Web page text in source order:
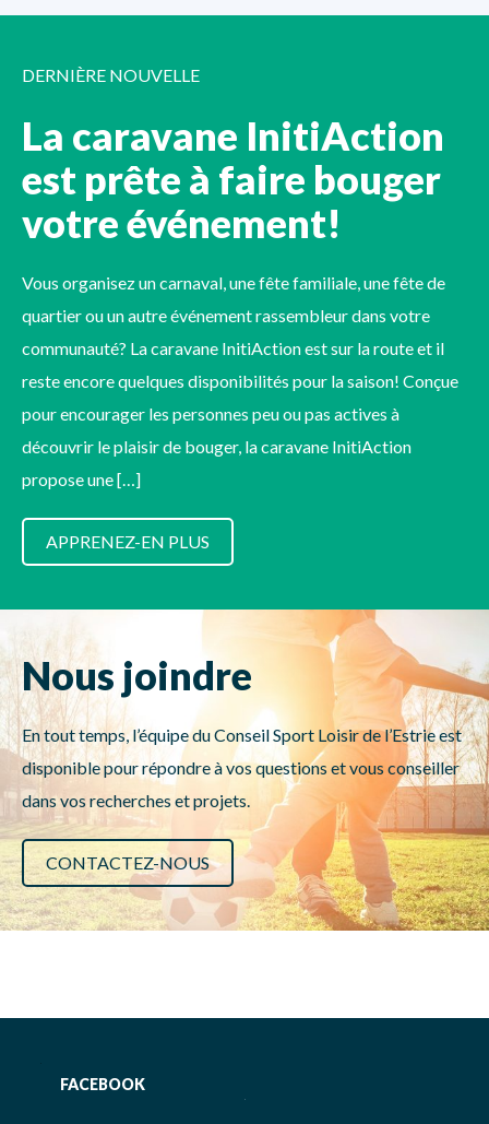
DERNIÈRE NOUVELLE
La caravane InitiAction
est prête à faire bouger
votre événement!
Vous organisez un carnaval, une fête familiale, une fête de
quartier ou un autre événement rassembleur dans votre
communauté? La caravane InitiAction est sur la route et il
reste encore quelques disponibilités pour la saison! Conçue
pour encourager les personnes peu ou pas actives à
découvrir le plaisir de bouger, la caravane InitiAction
propose une […]
APPRENEZ-EN PLUS
Nous joindre
En tout temps, l’équipe du Conseil Sport Loisir de l’Estrie est
disponible pour répondre à vos questions et vous conseiller
dans vos recherches et projets.
CONTACTEZ-NOUS
FACEBOOK